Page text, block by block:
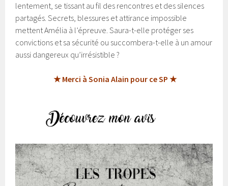
lentement, se tissant au fil des rencontres et des silences
partagés.Secrets, blessures et attirance impossible
mettent Amélia à l’épreuve. Saura-t-elle protéger ses
convictions et sa sécurité ou succombera-t-elle à un amour
aussi dangereux qu’irrésistible ?
★ Merci à Sonia Alain pour ce SP ★